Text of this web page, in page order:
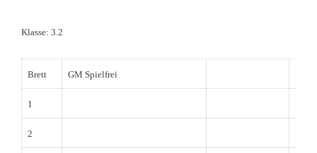
Klasse: 3.2
Brett GM Spielfrei SC
1
2